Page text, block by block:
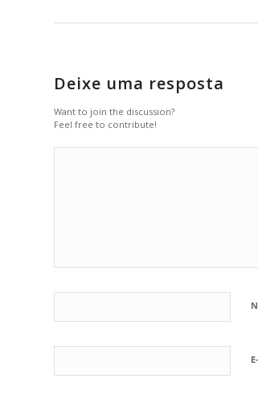
Deixe uma resposta
Want to join the discussion?
Feel free to contribute!